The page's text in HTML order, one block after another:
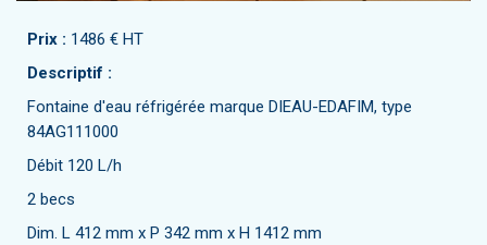
Prix : 1486 € HT
Descriptif :
Fontaine d'eau réfrigérée marque DIEAU-EDAFIM, type
84AG111000
Débit 120 L/h
2 becs
Dim. L 412 mm x P 342 mm x H 1412 mm